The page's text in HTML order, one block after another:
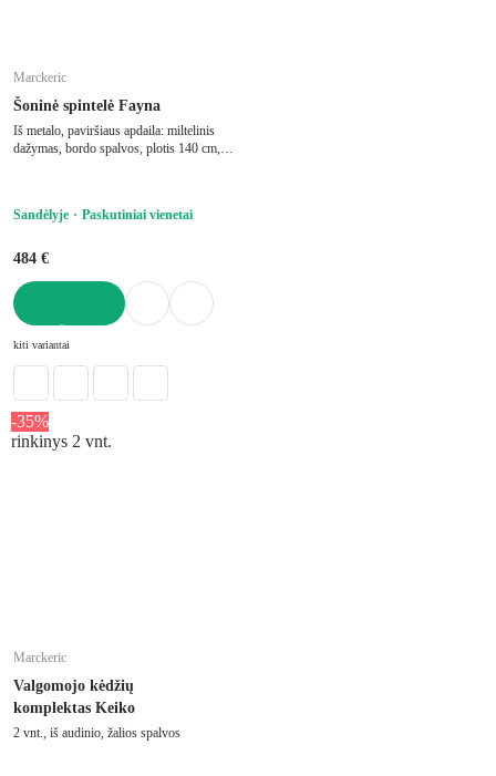
Marckeric
Šoninė spintelė Fayna
Iš metalo, paviršiaus apdaila: miltelinis
dažymas, bordo spalvos, plotis 140 cm,
Sandėlyje Paskutiniai vienetai
484 €
kiti variantai
-35%
rinkinys 2 vnt.
Marckeric
Valgomojo kėdžių
komplektas Keiko
2 vnt., iš audinio, žalios spalvos